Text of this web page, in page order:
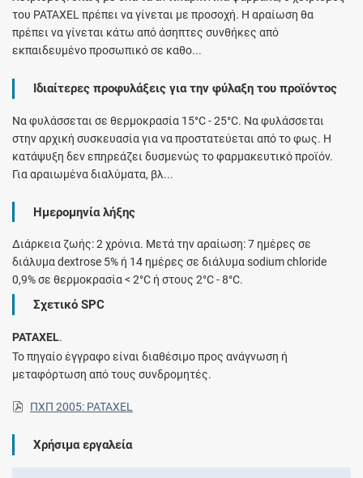
του PATAXEL πρέπει να γίνεται με προσοχή. Η αραίωση θα
πρέπει να γίνεται κάτω από άσηπτες συνθήκες από
εκπαιδευμένο προσωπικό σε καθο...
Ιδιαίτερες προφυλάξεις για την φύλαξη του προϊόντος
Να φυλάσσεται σε θερμοκρασία 15°C - 25°C. Να φυλάσσεται
στην αρχική συσκευασία για να προστατεύεται από το φως. Η
κατάψυξη δεν επηρεάζει δυσμενώς το φαρμακευτικό προϊόν.
Για αραιωμένα διαλύματα, βλ...
Ημερομηνία λήξης
Διάρκεια ζωής: 2 χρόνια. Μετά την αραίωση: 7 ημέρες σε
διάλυμα dextrose 5% ή 14 ημέρες σε διάλυμα sodium chloride
0,9% σε θερμοκρασία < 2°C ή στους 2°C - 8°C.
Σχετικό SPC
PATAXEL.
Το πηγαίο έγγραφο είναι διαθέσιμο προς ανάγνωση ή
μεταφόρτωση από τους συνδρομητές.
ΠΧΠ 2005: PATAXEL
Χρήσιμα εργαλεία